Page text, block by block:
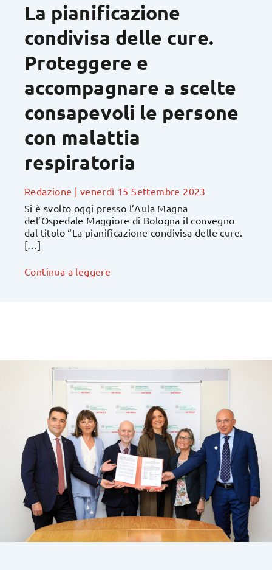
La pianificazione
condivisa delle cure.
Proteggere e
accompagnare a scelte
consapevoli le persone
con malattia
respiratoria
Redazione | venerdì 15 Settembre 2023
Si è svolto oggi presso l’Aula Magna
del’Ospedale Maggiore di Bologna il convegno
dal titolo “La pianificazione condivisa delle cure.
[…]
Continua a leggere